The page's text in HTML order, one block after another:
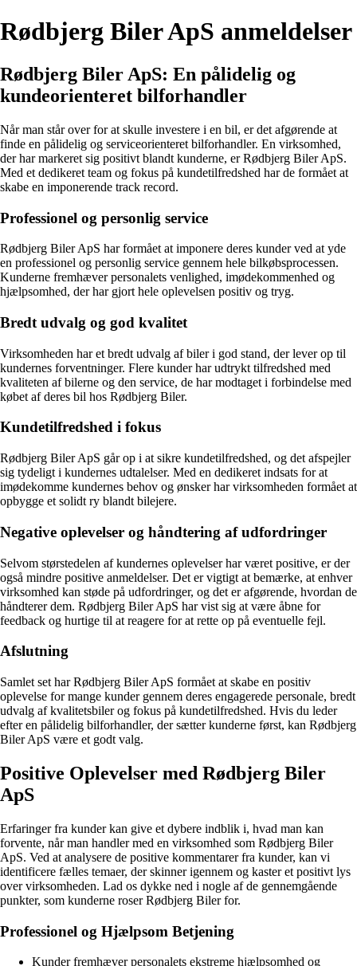
Rødbjerg Biler ApS anmeldelser
Rødbjerg Biler ApS: En pålidelig og
kundeorienteret bilforhandler
Når man står over for at skulle investere i en bil, er det afgørende at
finde en pålidelig og serviceorienteret bilforhandler. En virksomhed,
der har markeret sig positivt blandt kunderne, er Rødbjerg Biler ApS.
Med et dedikeret team og fokus på kundetilfredshed har de formået at
skabe en imponerende track record.
Professionel og personlig service
Rødbjerg Biler ApS har formået at imponere deres kunder ved at yde
en professionel og personlig service gennem hele bilkøbsprocessen.
Kunderne fremhæver personalets venlighed, imødekommenhed og
hjælpsomhed, der har gjort hele oplevelsen positiv og tryg.
Bredt udvalg og god kvalitet
Virksomheden har et bredt udvalg af biler i god stand, der lever op til
kundernes forventninger. Flere kunder har udtrykt tilfredshed med
kvaliteten af bilerne og den service, de har modtaget i forbindelse med
købet af deres bil hos Rødbjerg Biler.
Kundetilfredshed i fokus
Rødbjerg Biler ApS går op i at sikre kundetilfredshed, og det afspejler
sig tydeligt i kundernes udtalelser. Med en dedikeret indsats for at
imødekomme kundernes behov og ønsker har virksomheden formået at
opbygge et solidt ry blandt bilejere.
Negative oplevelser og håndtering af udfordringer
Selvom størstedelen af kundernes oplevelser har været positive, er der
også mindre positive anmeldelser. Det er vigtigt at bemærke, at enhver
virksomhed kan støde på udfordringer, og det er afgørende, hvordan de
håndterer dem. Rødbjerg Biler ApS har vist sig at være åbne for
feedback og hurtige til at reagere for at rette op på eventuelle fejl.
Afslutning
Samlet set har Rødbjerg Biler ApS formået at skabe en positiv
oplevelse for mange kunder gennem deres engagerede personale, bredt
udvalg af kvalitetsbiler og fokus på kundetilfredshed. Hvis du leder
efter en pålidelig bilforhandler, der sætter kunderne først, kan Rødbjerg
Biler ApS være et godt valg.
Positive Oplevelser med Rødbjerg Biler
ApS
Erfaringer fra kunder kan give et dybere indblik i, hvad man kan
forvente, når man handler med en virksomhed som Rødbjerg Biler
ApS. Ved at analysere de positive kommentarer fra kunder, kan vi
identificere fælles temaer, der skinner igennem og kaster et positivt lys
over virksomheden. Lad os dykke ned i nogle af de gennemgående
punkter, som kunderne roser Rødbjerg Biler for.
Professionel og Hjælpsom Betjening
Kunder fremhæver personalets ekstreme hjælpsomhed og